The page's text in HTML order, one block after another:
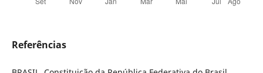
Referências